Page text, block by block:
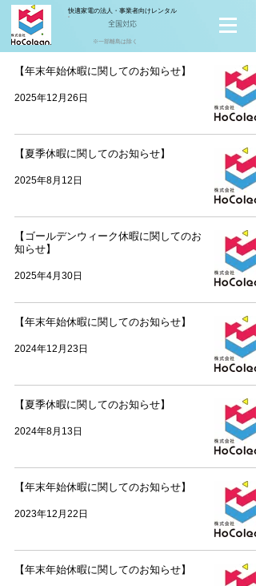
快適家電の法人・事業者向けレンタル
全国対応
※一部離島は除く
【年末年始休暇に関してのお知らせ】
2025年12月26日
【夏季休暇に関してのお知らせ】
2025年8月12日
【ゴールデンウィーク休暇に関してのお
知らせ】
2025年4月30日
【年末年始休暇に関してのお知らせ】
2024年12月23日
【夏季休暇に関してのお知らせ】
2024年8月13日
【年末年始休暇に関してのお知らせ】
2023年12月22日
【年末年始休暇に関してのお知らせ】